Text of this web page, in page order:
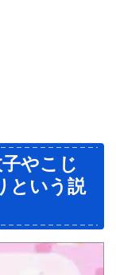
やこじ
という説